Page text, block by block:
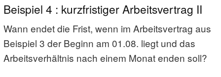
Beispiel 4 : kurzfristiger Arbeitsvertrag II
Wann endet die Frist, wenn im Arbeitsvertrag aus
Beispiel 3 der Beginn am 01.08. liegt und das
Arbeits­verhältnis nach einem Monat enden soll?